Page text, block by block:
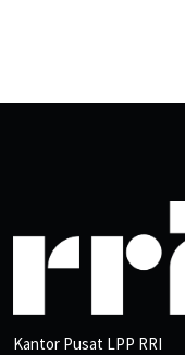
Kantor Pusat LPP RRI